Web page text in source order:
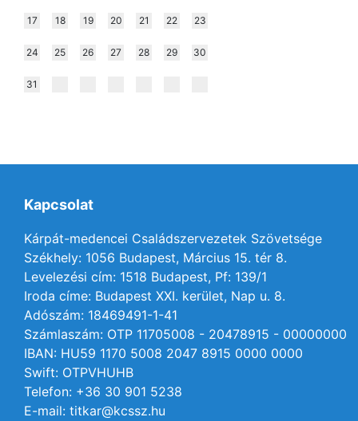
17 18 19 20 21 22 23
24 25 26 27 28 29 30
31
Kapcsolat
Kárpát-medencei Családszervezetek Szövetsége
Székhely: 1056 Budapest, Március 15. tér 8.
Levelezési cím: 1518 Budapest, Pf: 139/1
Iroda címe: Budapest XXI. kerület, Nap u. 8.
Adószám: 18469491-1-41
Számlaszám: OTP 11705008 - 20478915 - 00000000
IBAN: HU59 1170 5008 2047 8915 0000 0000
Swift: OTPVHUHB
Telefon: +36 30 901 5238
E-mail: titkar@kcssz.hu